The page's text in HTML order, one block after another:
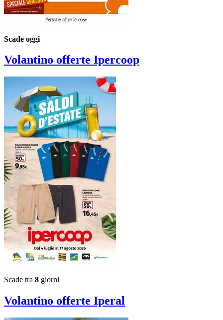
Scade oggi
Volantino offerte Ipercoop
Scade tra 8 giorni
Volantino offerte Iperal